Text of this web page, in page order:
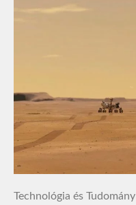
Technológia és Tudomány